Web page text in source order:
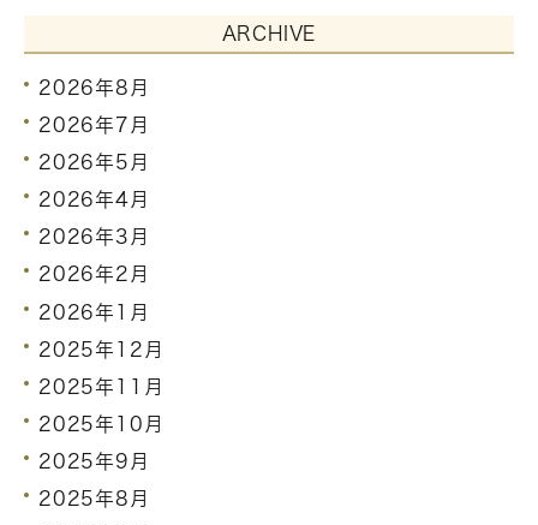
ARCHIVE
2026年8月
2026年7月
2026年5月
2026年4月
2026年3月
2026年2月
2026年1月
2025年12月
2025年11月
2025年10月
2025年9月
2025年8月